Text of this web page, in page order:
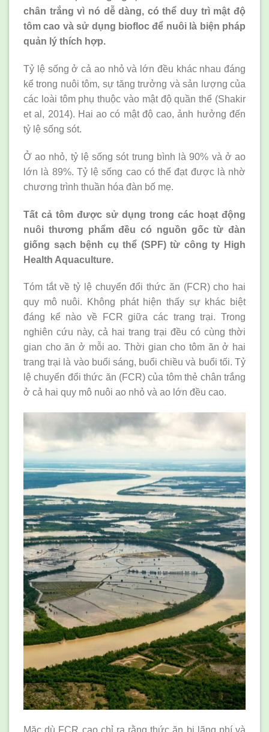
chân trắng vì nó dễ dàng, có thể duy trì mật độ
tôm cao và sử dụng biofloc để nuôi là biện pháp
quản lý thích hợp.
Tỷ lệ sống ở cả ao nhỏ và lớn đều khác nhau đáng
kể trong nuôi tôm, sự tăng trưởng và sản lượng của
các loài tôm phụ thuộc vào mật độ quần thể (Shakir
et al, 2014). Hai ao có mật độ cao, ảnh hưởng đến
tỷ lệ sống sót.
Ở ao nhỏ, tỷ lệ sống sót trung bình là 90% và ở ao
lớn là 89%. Tỷ lệ sống cao có thể đạt được là nhờ
chương trình thuần hóa đàn bố mẹ.
Tất cả tôm được sử dụng trong các hoạt động
nuôi thương phẩm đều có nguồn gốc từ đàn
giống sạch bệnh cụ thể (SPF) từ công ty High
Health Aquaculture.
Tóm tắt về tỷ lệ chuyển đổi thức ăn (FCR) cho hai
quy mô nuôi. Không phát hiện thấy sự khác biệt
đáng kể nào về FCR giữa các trang trại. Trong
nghiên cứu này, cả hai trang trại đều có cùng thời
gian cho ăn ở mỗi ao. Thời gian cho tôm ăn ở hai
trang trại là vào buổi sáng, buổi chiều và buổi tối. Tỷ
lệ chuyển đổi thức ăn (FCR) của tôm thẻ chân trắng
ở cả hai quy mô nuôi ao nhỏ và ao lớn đều cao.